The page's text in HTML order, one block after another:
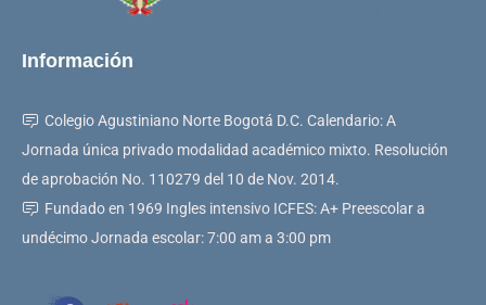
Información
Colegio Agustiniano Norte Bogotá D.C. Calendario: A
Jornada única privado modalidad académico mixto. Resolución
de aprobación No. 110279 del 10 de Nov. 2014.
Fundado en 1969 Ingles intensivo ICFES: A+ Preescolar a
undécimo Jornada escolar: 7:00 am a 3:00 pm